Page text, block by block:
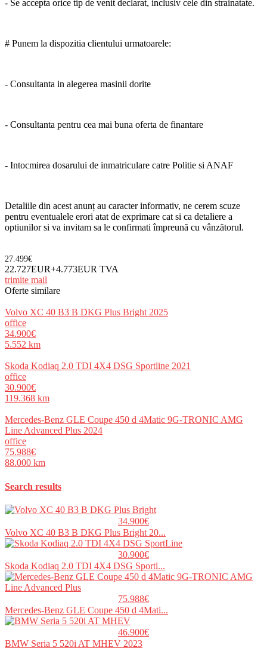
- Se accepta orice tip de venit declarat, inclusiv cele din strainatate.
# Punem la dispozitia clientului urmatoarele:
- Consultanta in alegerea masinii dorite
- Consultanta pentru cea mai buna oferta de finantare
- Intocmirea dosarului de inmatriculare catre Politie si ANAF
Detaliile din acest anunț au caracter informativ, ne cerem scuze
pentru eventualele erori atat de exprimare cat si ca detaliere a
optiunilor si va invitam sa le confirmati împreună cu vânzătorul.
27.499€
22.727EUR+4.773EUR TVA
trimite mail
Oferte similare
Volvo XC 40 B3 B DKG Plus Bright 2025
office
34.900€
5.552 km
Skoda Kodiaq 2.0 TDI 4X4 DSG Sportline 2021
office
30.900€
119.368 km
Mercedes-Benz GLE Coupe 450 d 4Matic 9G-TRONIC AMG
Line Advanced Plus 2024
office
75.988€
88.000 km
Search results
34.900€
Volvo XC 40 B3 B DKG Plus Bright 20...
30.900€
Skoda Kodiaq 2.0 TDI 4X4 DSG Sportl...
75.988€
Mercedes-Benz GLE Coupe 450 d 4Mati...
46.900€
BMW Seria 5 520i AT MHEV 2023